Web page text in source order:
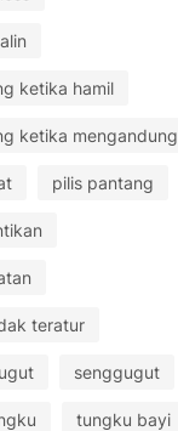
ketika hamil
ketika mengandung
pilis pantang
teratur
senggugut
tungku bayi